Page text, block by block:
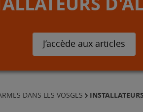
J’accède aux articles
DANS LES VOSGES